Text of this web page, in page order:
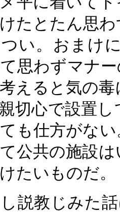
たとたん思
い。おまけ
思わずマナ
えると気の毒
切心で設置し
も仕方がな
公共の施設
たいものだ。
説教じみた